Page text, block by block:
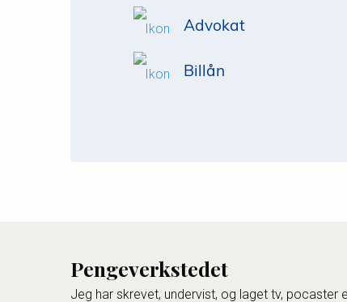
Advokat
Billån
Pengeverkstedet
Jeg har skrevet, undervist, og laget tv,